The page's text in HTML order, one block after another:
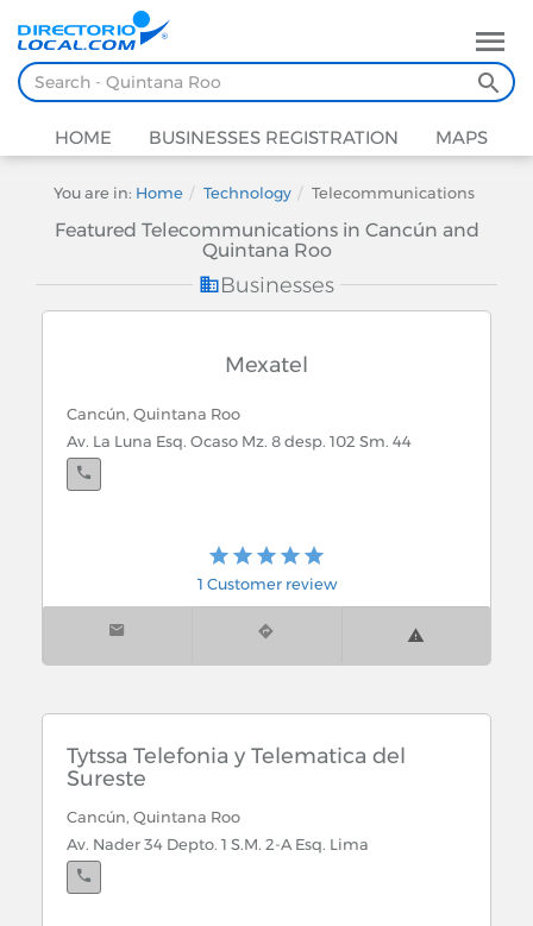
HOME BUSINESSES REGISTRATION MAPS
You are in: Home Technology Telecommunications
Featured Telecommunications in Cancún and
Quintana Roo
Businesses
Mexatel
Cancún, Quintana Roo
Av. La Luna Esq. Ocaso Mz. 8 desp. 102 Sm. 44
1 Customer review
Tytssa Telefonia y Telematica del
Sureste
Cancún, Quintana Roo
Av. Nader 34 Depto. 1 S.M. 2-A Esq. Lima